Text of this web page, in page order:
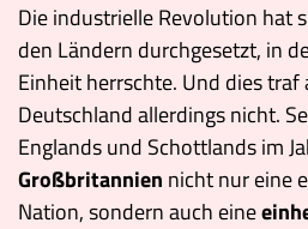
Die industrielle Revolution hat
den Ländern durchgesetzt, in
Einheit herrschte. Und dies
Deutschland allerdings nicht.
Englands und Schottlands im
Großbritannien nicht nur eine
Nation, sondern auch eine